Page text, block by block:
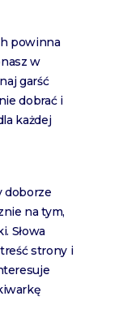
powinna
w
garść
dobrać i
każdej
doborze
na tym,
Słowa
strony i